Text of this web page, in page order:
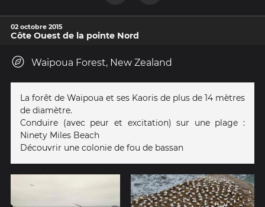
02 octobre 2015
Côte Ouest de la pointe Nord
Waipoua Forest, New Zealand
La forêt de Waipoua et ses Kaoris de plus de 14 mètres
de diamètre.
Conduire (avec peur et excitation) sur une plage :
Ninety Miles Beach
Découvrir une colonie de fou de bassan